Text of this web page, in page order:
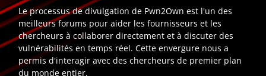
Le processus de divulgation de Pwn2Own est l'un des
meilleurs forums pour aider les fournisseurs et les
chercheurs à collaborer directement et à discuter des
vulnérabilités en temps réel. Cette envergure nous a
permis d'interagir avec des chercheurs de premier plan
du monde entier.